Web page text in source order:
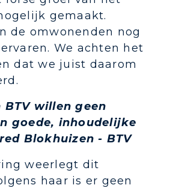
gemaakt.
de omwonenden nog
We achten het
dat we juist daarom
BTV willen geen
goede, inhoudelijke
Blokhuizen - BTV
weerlegt dit
haar is er geen